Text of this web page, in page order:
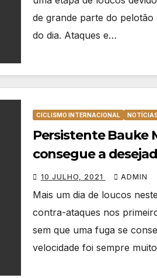
de grande parte do
do dia. Ataques e…
CICLISMO INTERNACIONAL
Persistente Bauke
consegue a
Tour
10 JULHO, 2021 ADMIN
Mais um dia de loucos
contra-ataques nos
sem que uma fuga se
velocidade foi sempre